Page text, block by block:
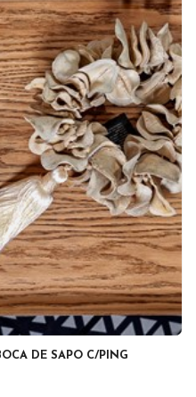
DE SAPO C/PING